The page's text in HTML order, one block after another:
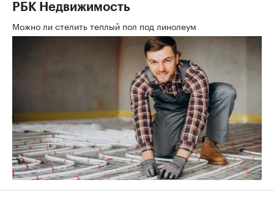
РБК Недвижимость
Можно ли стелить теплый пол под линолеум